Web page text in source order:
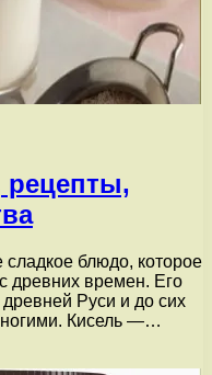
рецепты,
блюдо, которое
древних времен. Его
Руси и до сих
Кисель —…